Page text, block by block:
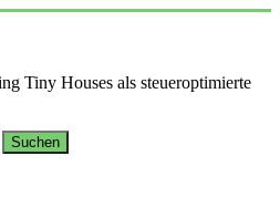
Tiny Houses als steueroptimierte